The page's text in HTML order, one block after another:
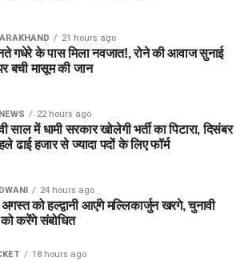
21 hours ago
गधेरे के पास मिला नवजात!, रोने की आवाज सुनाई
बची मासूम की जान
22 hours ago
साल में धामी सरकार खोलेगी भर्ती का पिटारा, दिसंबर
ढाई हजार से ज्यादा पदों के लिए फॉर्म
24 hours ago
को हल्द्वानी आएंगे मल्लिकार्जुन खरगे, चुनावी
करेंगे संबोधित
18 hours ago